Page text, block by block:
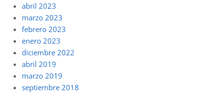
abril 2023
marzo 2023
febrero 2023
enero 2023
diciembre 2022
abril 2019
marzo 2019
septiembre 2018